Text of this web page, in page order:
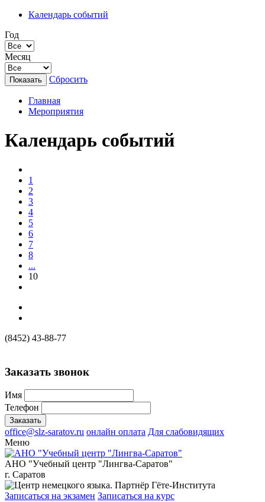
Календарь событий
Год
Месяц
Сбросить
Главная
Мероприятия
Календарь событий
1
2
3
4
5
6
7
8
...
10
(8452) 43-88-77
Заказать звонок
Имя
Телефон
office@slz-saratov.ru онлайн оплата Для слабовидящих
Меню
АНО "Учебный центр "Лингва-Саратов"
г. Саратов
Записаться на экзамен Записаться на курс